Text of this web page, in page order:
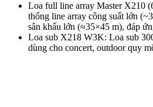
Loa full line array Master X210
thống line array công suất lớn
sân khấu lớn (≈35×45 m), đáp
Loa sub X218 W3K: Loa sub
dùng cho concert, outdoor quy